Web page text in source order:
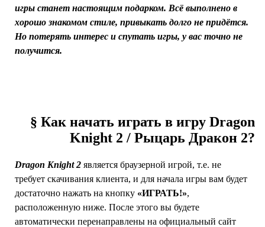
игры станет настоящим подарком. Всё выполнено в
хорошо знакомом стиле, привыкать долго не придётся.
Но потерять интерес и спутать игры, у вас точно не
получится.
§ Как начать играть в игру Dragon
Knight 2 / Рыцарь Дракон 2?
Dragon Knight 2является браузерной игрой, т.е. не
требует скачивания клиента, и для начала игры вам будет
достаточно нажать на кнопку «ИГРАТЬ!»,
расположенную ниже. После этого вы будете
автоматически перенаправлены на официальный сайт